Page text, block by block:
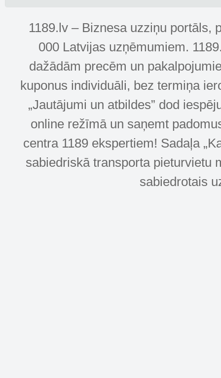
1189.lv – Biznesa uzziņu portāls,
000 Latvijas uzņēmumiem.
dažādām precēm un
kuponus individuāli, bez termiņa
„Jautājumi un atbildes” dod
online režīmā un saņemt
centra 1189 ekspertiem! Sadaļa
sabiedriskā transporta pieturvietu
sabiedrotais